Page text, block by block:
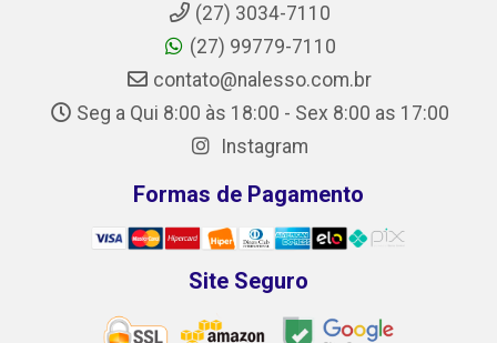
(27) 3034-7110
(27) 99779-7110
contato@nalesso.com.br
Seg a Qui 8:00 às 18:00 - Sex 8:00 as 17:00
Instagram
Formas de Pagamento
Site Seguro